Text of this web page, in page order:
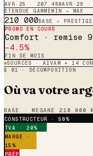
AVR·25 · 207 480AVR·26 ·
ÉTENDUE GAMMEMIN → MAX
210 000BASE → PRESTIGE
PROMO EN COURS
Comfort · remise
−4.5%
FIN DE MOIS
SOURCES · AIVAM + 14
§ 01 · DÉCOMPOSITION
Où va votre
BASE · MEGANE 210 000
CONSTRUCTEUR · 58%
TVA · 20%
MARGE ·
15%
PRÉP